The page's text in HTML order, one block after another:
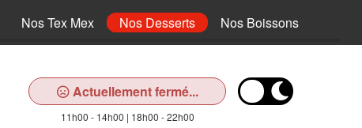
Nos Tex Mex Nos Desserts Nos Boissons
Actuellement fermé...
11h00 - 14h00 | 18h00 - 22h00